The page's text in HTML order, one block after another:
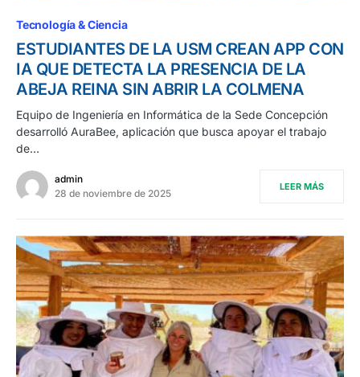
Tecnología & Ciencia
ESTUDIANTES DE LA USM CREAN APP CON
IA QUE DETECTA LA PRESENCIA DE LA
ABEJA REINA SIN ABRIR LA COLMENA
Equipo de Ingeniería en Informática de la Sede Concepción
desarrolló AuraBee, aplicación que busca apoyar el trabajo
de…
admin
28 de noviembre de 2025
LEER MÁS